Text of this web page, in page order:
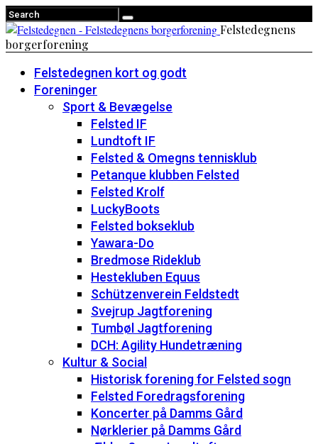
Felstedegnens
borgerforening
Felstedegnen kort og godt
Foreninger
Sport & Bevægelse
Felsted IF
Lundtoft IF
Felsted & Omegns tennisklub
Petanque klubben Felsted
Felsted Krolf
LuckyBoots
Felsted bokseklub
Yawara-Do
Bredmose Rideklub
Hestekluben Equus
Schützenverein Feldstedt
Svejrup Jagtforening
Tumbøl Jagtforening
DCH: Agility Hundetræning
Kultur & Social
Historisk forening for Felsted sogn
Felsted Foredragsforening
Koncerter på Damms Gård
Nørklerier på Damms Gård